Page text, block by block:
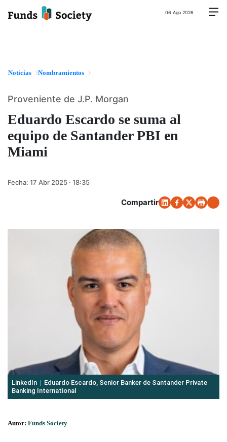
06 Ago 2026
Noticias Nombramientos
Eduardo Escardo se suma al
equipo de Santander PBI en
Miami
Proveniente de J.P. Morgan
Fecha: 17 Abr 2025 · 18:35
Compartir
LinkedIn
Eduardo Escardo, Senior Banker de Santander Private
Banking International
Autor: Funds Society